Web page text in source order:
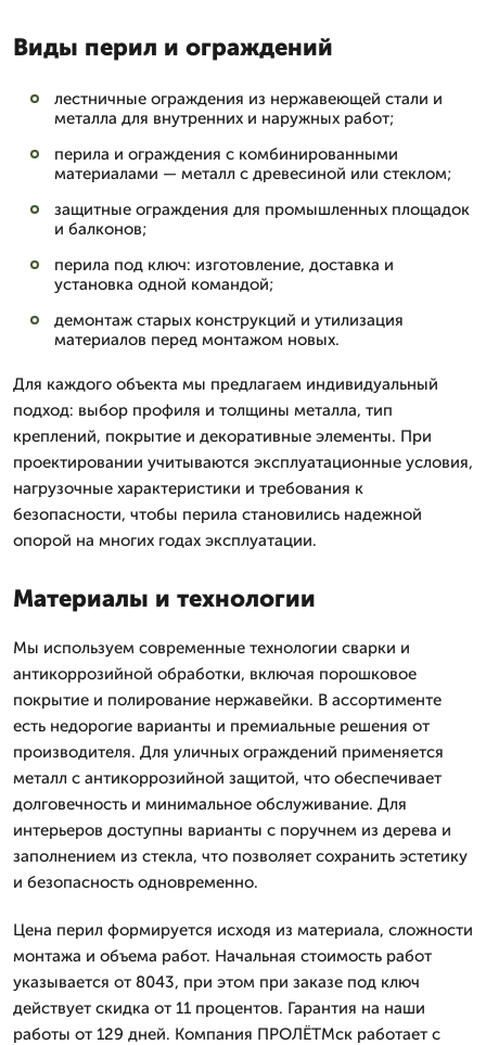
Виды перил и ограждений
лестничные ограждения из нержавеющей стали и
металла для внутренних и наружных работ;
перила и ограждения с комбинированными
материалами — металл с древесиной или стеклом;
защитные ограждения для промышленных площадок
и балконов;
перила под ключ: изготовление, доставка и
установка одной командой;
демонтаж старых конструкций и утилизация
материалов перед монтажом новых.
Для каждого объекта мы предлагаем индивидуальный
подход: выбор профиля и толщины металла, тип
креплений, покрытие и декоративные элементы. При
проектировании учитываются эксплуатационные условия,
нагрузочные характеристики и требования к
безопасности, чтобы перила становились надежной
опорой на многих годах эксплуатации.
Материалы и технологии
Мы используем современные технологии сварки и
антикоррозийной обработки, включая порошковое
покрытие и полирование нержавейки. В ассортименте
есть недорогие варианты и премиальные решения от
производителя. Для уличных ограждений применяется
металл с антикоррозийной защитой, что обеспечивает
долговечность и минимальное обслуживание. Для
интерьеров доступны варианты с поручнем из дерева и
заполнением из стекла, что позволяет сохранить эстетику
и безопасность одновременно.
Цена перил формируется исходя из материала, сложности
монтажа и объема работ. Начальная стоимость работ
указывается от 8043, при этом при заказе под ключ
действует скидка от 11 процентов. Гарантия на наши
работы от 129 дней. Компания ПРОЛЁТМск работает с